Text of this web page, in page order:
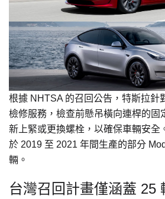
根據 NHTSA 的召回公告，特斯拉針
檢修服務，檢查前懸吊橫向連桿的固
新上緊或更換螺栓，以確保車輛安全
於 2019 至 2021 年間生產的部分
輛。
台灣召回計畫僅涵蓋 25